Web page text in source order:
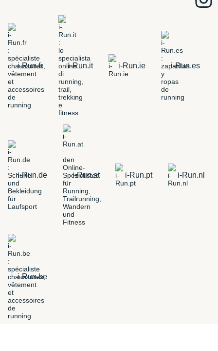
i-Run.fr i-Run.it i-Run.ie i-Run.es
i-Run.de i-Run.at i-Run.pt i-Run.nl
i-Run.be